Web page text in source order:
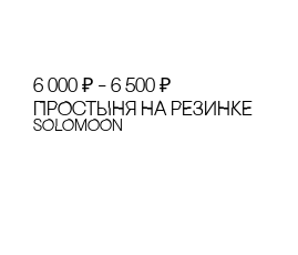
6 000 ₽ – 6 500 ₽
ПРОсТЫНЯ НА РЕЗИНКЕ
SOLOMOON